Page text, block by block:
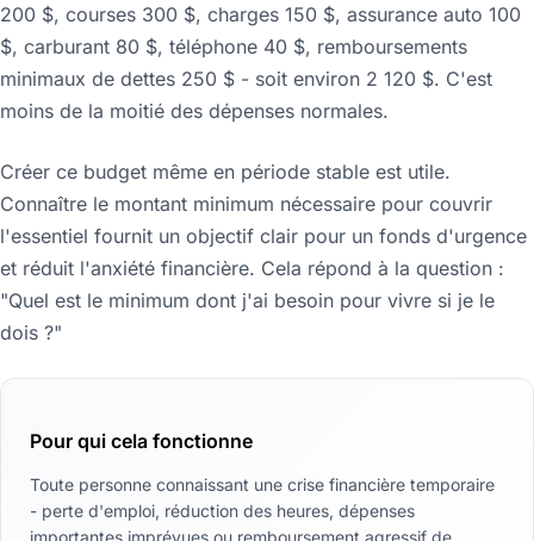
200 $, courses 300 $, charges 150 $, assurance auto 100
$, carburant 80 $, téléphone 40 $, remboursements
minimaux de dettes 250 $ - soit environ 2 120 $. C'est
moins de la moitié des dépenses normales.
Créer ce budget même en période stable est utile.
Connaître le montant minimum nécessaire pour couvrir
l'essentiel fournit un objectif clair pour un fonds d'urgence
et réduit l'anxiété financière. Cela répond à la question :
"Quel est le minimum dont j'ai besoin pour vivre si je le
dois ?"
Pour qui cela fonctionne
Toute personne connaissant une crise financière temporaire
- perte d'emploi, réduction des heures, dépenses
importantes imprévues ou remboursement agressif de